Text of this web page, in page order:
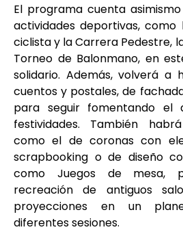
El programa cuenta
actividades deportivas,
ciclista y la Carrera Pedestre,
Torneo de Balonmano, en
solidario. Además, volverá a
cuentos y postales, de
para seguir fomentando el
festividades. También
como el de coronas con
scrapbooking o de diseño
como Juegos de mesa,
recreación de antiguos
proyecciones en un
diferentes sesiones.